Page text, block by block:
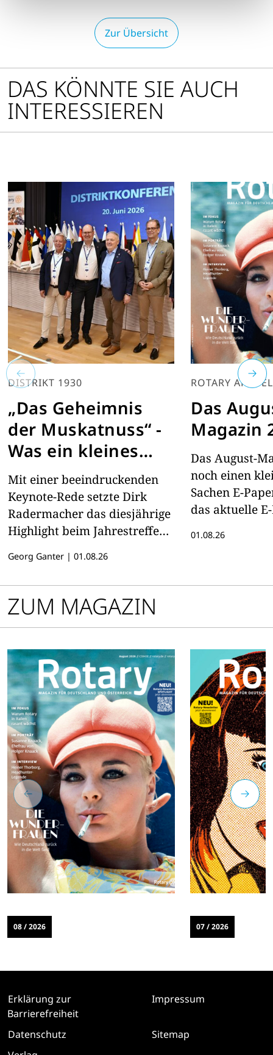
Zur Übersicht
DAS KÖNNTE SIE AUCH
INTERESSIEREN
DISTRIKT 1930
„Das Geheimnis
der Muskatnuss“ -
Was ein kleines
Gewürz über
Globalisierung und
wirtschaftliche
Macht lehrt
Mit einer beeindruckenden
Keynote-Rede setzte Dirk
Radermacher das diesjährige
Highlight beim Jahrestreffen
in der badischen Ortenau
Georg Ganter | 01.08.26
ROTARY
Das
Magazin
Das August-
noch einen
Sachen E-
das aktuelle
01.08.26
ZUM MAGAZIN
08 / 2026 07 / 2026
Erklärung zur
Barrierefreiheit
Impressum
Datenschutz
Sitemap